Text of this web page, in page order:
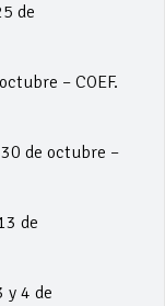
de
– COEF.
de octubre –
de
y 4 de